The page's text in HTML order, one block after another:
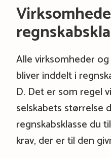
Alle virksomheder
bliver inddelt i
D. Det er som regel
selskabets størrelse
regnskabsklasse du
krav, der er til den